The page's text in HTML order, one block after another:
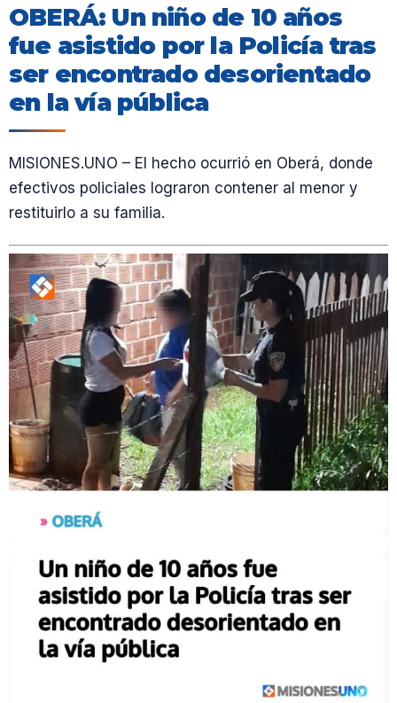
OBERÁ: Un niño de 10 años
fue asistido por la Policía tras
ser encontrado desorientado
en la vía pública
MISIONES.UNO – El hecho ocurrió en Oberá, donde
efectivos policiales lograron contener al menor y
restituirlo a su familia.